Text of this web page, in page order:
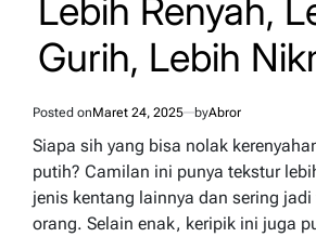
Lebih Renyah,
Gurih, Lebih
Posted onMaret 24, 2025 byAbror
Siapa sih yang bisa nolak
putih? Camilan ini punya tekstur
jenis kentang lainnya dan sering
orang. Selain enak, keripik ini juga